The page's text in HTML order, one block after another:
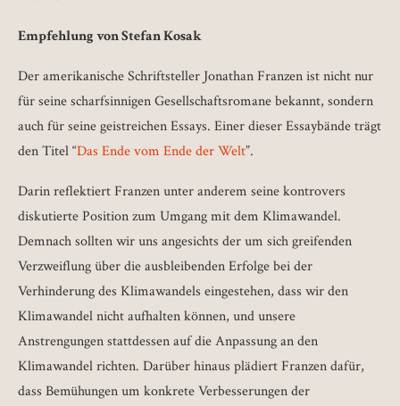
Empfehlung von Stefan Kosak
Der amerikanische Schriftsteller Jonathan Franzen ist nicht nur
für seine scharfsinnigen Gesellschaftsromane bekannt, sondern
auch für seine geistreichen Essays. Einer dieser Essaybände trägt
den Titel “Das Ende vom Ende der Welt”.
Darin reflektiert Franzen unter anderem seine kontrovers
diskutierte Position zum Umgang mit dem Klimawandel.
Demnach sollten wir uns angesichts der um sich greifenden
Verzweiflung über die ausbleibenden Erfolge bei der
Verhinderung des Klimawandels eingestehen, dass wir den
Klimawandel nicht aufhalten können, und unsere
Anstrengungen stattdessen auf die Anpassung an den
Klimawandel richten. Darüber hinaus plädiert Franzen dafür,
dass Bemühungen um konkrete Verbesserungen der